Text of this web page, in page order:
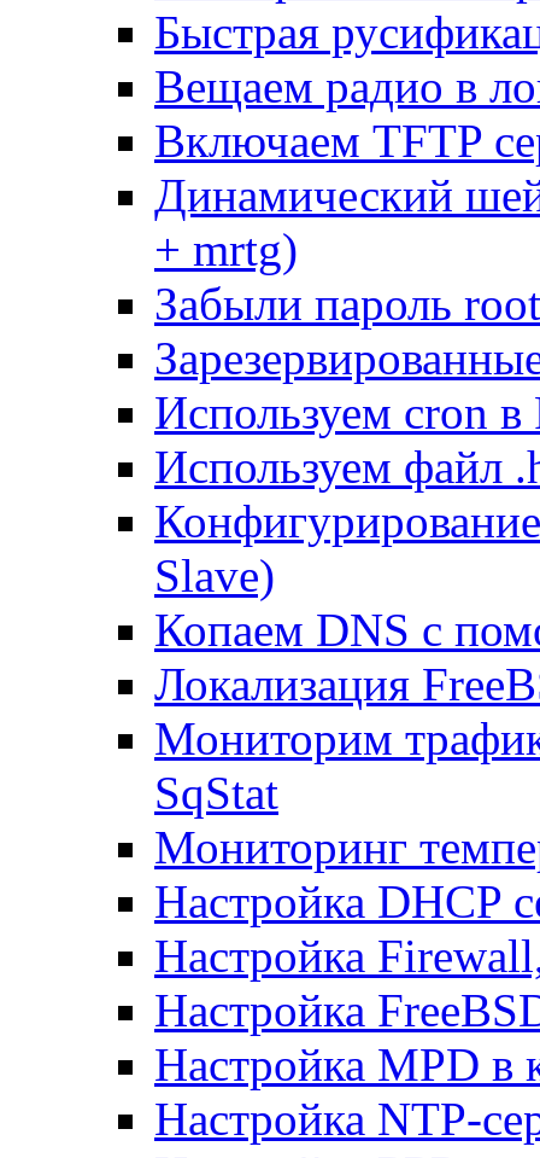
Быстрая
Вещаем радио в
Включаем TFTP
Динамический
+ mrtg)
Забыли пароль
Используем cron в
Используем файл
Slave)
Копаем DNS с
Локализация
Мониторим
SqStat
Мониторинг
Настройка DHCP
Настройка
Настройка
Настройка MPD в
Настройка NTP-